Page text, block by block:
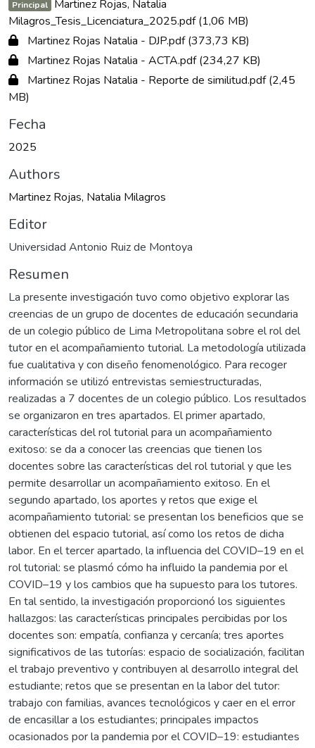
Principal Martinez Rojas, Natalia
Milagros_Tesis_Licenciatura_2025.pdf(1,06 MB)
Martinez Rojas Natalia - DJP.pdf(373,73 KB)
Martinez Rojas Natalia - ACTA.pdf(234,27 KB)
Martinez Rojas Natalia - Reporte de similitud.pdf(2,45
MB)
Fecha
2025
Authors
Martinez Rojas, Natalia Milagros
Editor
Universidad Antonio Ruiz de Montoya
Resumen
La presente investigación tuvo como objetivo explorar las
creencias de un grupo de docentes de educación secundaria
de un colegio público de Lima Metropolitana sobre el rol del
tutor en el acompañamiento tutorial. La metodología utilizada
fue cualitativa y con diseño fenomenológico. Para recoger
información se utilizó entrevistas semiestructuradas,
realizadas a 7 docentes de un colegio público. Los resultados
se organizaron en tres apartados. El primer apartado,
características del rol tutorial para un acompañamiento
exitoso: se da a conocer las creencias que tienen los
docentes sobre las características del rol tutorial y que les
permite desarrollar un acompañamiento exitoso. En el
segundo apartado, los aportes y retos que exige el
acompañamiento tutorial: se presentan los beneficios que se
obtienen del espacio tutorial, así como los retos de dicha
labor. En el tercer apartado, la influencia del COVID–19 en el
rol tutorial: se plasmó cómo ha influido la pandemia por el
COVID–19 y los cambios que ha supuesto para los tutores.
En tal sentido, la investigación proporcionó los siguientes
hallazgos: las características principales percibidas por los
docentes son: empatía, confianza y cercanía; tres aportes
significativos de las tutorías: espacio de socialización, facilitan
el trabajo preventivo y contribuyen al desarrollo integral del
estudiante; retos que se presentan en la labor del tutor:
trabajo con familias, avances tecnológicos y caer en el error
de encasillar a los estudiantes; principales impactos
ocasionados por la pandemia por el COVID–19: estudiantes